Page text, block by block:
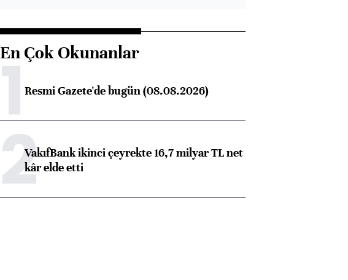
En Çok Okunanlar
1Resmi Gazete'de bugün (08.08.2026)
2VakıfBank ikinci çeyrekte 16,7 milyar TL net
kâr elde etti